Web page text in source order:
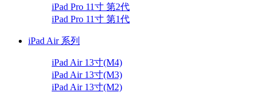
iPad Pro 11寸 第2代
iPad Pro 11寸 第1代
iPad Air 系列
iPad Air 13寸(M4)
iPad Air 13寸(M3)
iPad Air 13寸(M2)